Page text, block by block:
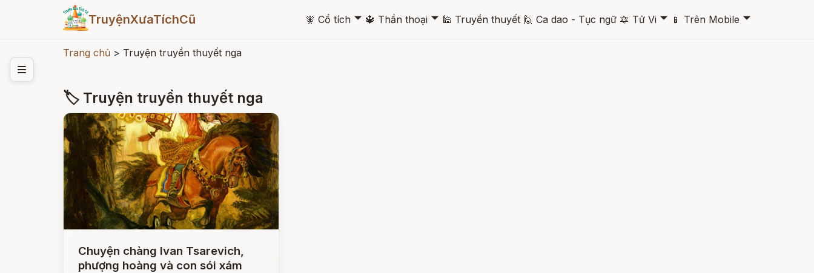
TruyệnXưaTíchCũ 🧚 Cổ tích 🞃 🔱 Thần thoại 🞃 🕌 Truyền thuyết 🙋 Ca dao - Tục ngữ 🔯 Tử Vi 🞃 📱 Trên Mobile 🞃
Trang chủ > Truyện truyền thuyết nga
🏷 Truyện truyền thuyết nga
Chuyện chàng Ivan Tsarevich,
phượng hoàng và con sói xám